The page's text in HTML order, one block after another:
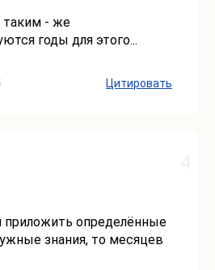
таким - же
годы для этого...
Цитировать
приложить определённые
знания, то месяцев